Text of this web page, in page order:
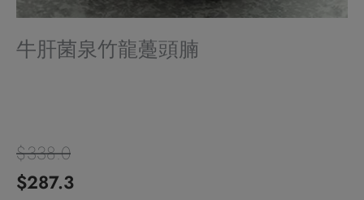
牛肝菌泉竹龍躉頭腩
$338.0
原
$287.3目